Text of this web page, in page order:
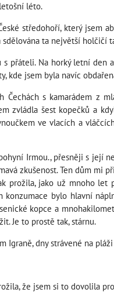
léto.
středohoří, který jsem
ta největší holčičí
s přáteli. Na horký letní
kde jsem byla navíc
s kamarádem z
zvládla šest kopečků a
ve vlacích a
Irmou., přesněji s její
zkušenost. Ten dům mi
prožila, jako už mnoho
bylo hlavní
kopce a
Je to prostě tak, stárnu.
Igraně, dny strávené na
že jsem si to dovolila